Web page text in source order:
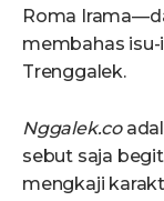
Roma
membahas isu-
Trenggalek.
Nggalek.co
sebut saja
mengkaji